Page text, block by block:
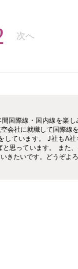
次へ
国際線・国内線を楽
会社に就職して国際線
しています。 J社もA
思っています。 また
きたいです。どうぞよ